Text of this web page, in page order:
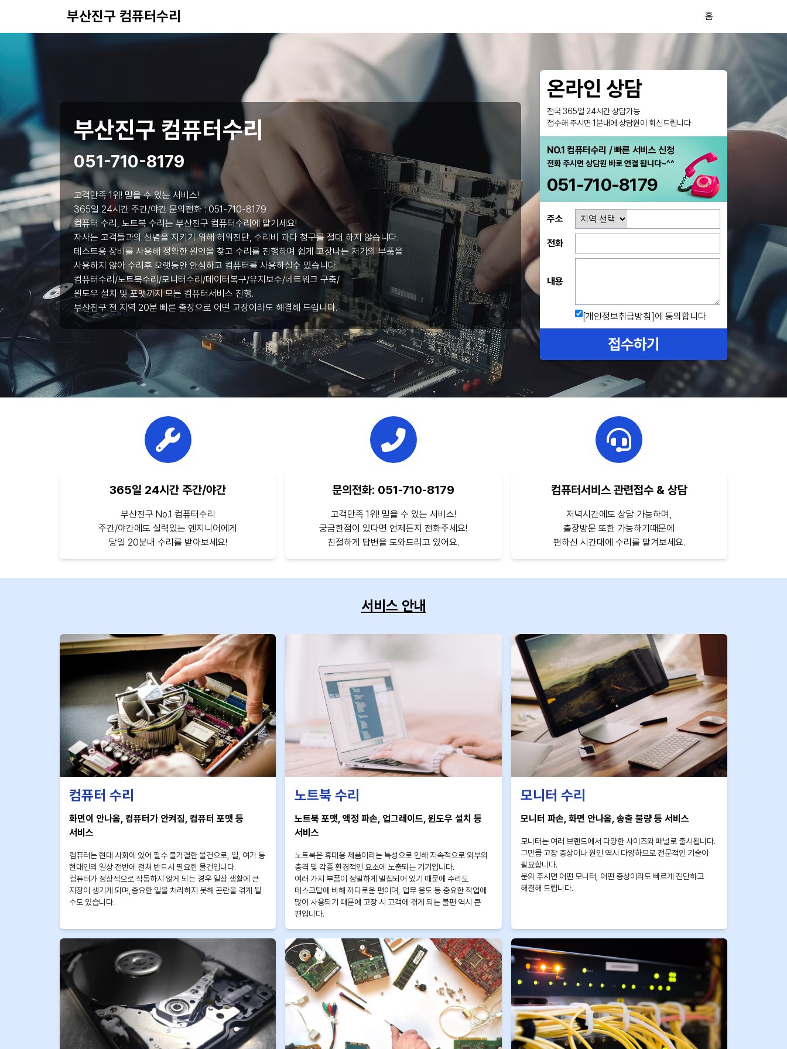
부산진구 컴퓨터수리 홈
부산진구 컴퓨터수리
051-710-8179
고객만족 1위! 믿을 수 있는 서비스!
365일 24시간 주간/야간 문의전화 :051-710-8179
컴퓨터 수리, 노트북 수리는 부산진구 컴퓨터수리에 맡기세요!
자사는 고객들과의 신념을 지키기 위해 허위진단, 수리비 과다 청구를 절대 하지 않습니다.
테스트용 장비를 사용해 정확한 원인을 찾고 수리를 진행하며 쉽게 고장나는 저가의 부품을
사용하지 않아 수리후 오랫동안 안심하고 컴퓨터를 사용하실수 있습니다.
컴퓨터수리/노트북수리/모니터수리/데이터복구/유지보수/네트워크 구축/
윈도우 설치 및 포맷까지 모든 컴퓨터서비스 진행.
부산진구 전 지역 20분 빠른 출장으로 어떤 고장이라도 해결해 드립니다.
온라인 상담
전국 365일 24시간 상담가능
접수해 주시면 1분내에 상담원이 회신드립니다
NO.1 컴퓨터수리 / 빠른 서비스 신청
전화 주시면 상담원 바로 연결 됩니다~^^
051-710-8179
주소
전화
내용
[개인정보취급방침] 에 동의합니다
접수하기
365일 24시간 주간/야간
부산진구 No.1 컴퓨터수리
주간/야간에도 실력있는 엔지니어에게
당일 20분내 수리를 받아보세요!
문의전화: 051-710-8179
고객만족 1위! 믿을 수 있는 서비스!
궁금한점이 있다면 언제든지 전화주세요!
친절하게 답변을 도와드리고 있어요.
컴퓨터서비스 관련접수 & 상담
저녁시간에도 상담 가능하며,
출장방문 또한 가능하기때문에
편하신 시간대에 수리를 맡겨보세요.
서비스 안내
컴퓨터 수리
화면이 안나옴, 컴퓨터가 안켜짐, 컴퓨터 포맷 등
서비스
컴퓨터는 현대 사회에 있어 필수 불가결한 물건으로, 일, 여가 등
현대인의 일상 전반에 걸쳐 반드시 필요한 물건입니다.
컴퓨터가 정상적으로 작동하지 않게 되는 경우 일상 생활에 큰
지장이 생기게 되며,중요한 일을 처리하지 못해 곤란을 겪게 될
수도 있습니다.
노트북 수리
노트북 포맷, 액정 파손, 업그레이드, 윈도우 설치 등
서비스
노트북은 휴대용 제품이라는 특성으로 인해 지속적으로 외부의
충격 및 각종 환경적인 요소에 노출되는 기기입니다.
여러 가지 부품이 정밀하게 밀집되어 있기 때문에 수리도
데스크탑에 비해 까다로운 편이며, 업무 용도 등 중요한 작업에
많이 사용되기 때문에 고장 시 고객에 겪게 되는 불편 역시 큰
편입니다.
모니터 수리
모니터 파손, 화면 안나옴, 송출 불량 등 서비스
모니터는 여러 브랜드에서 다양한 사이즈와 패널로 출시됩니다.
그만큼 고장 증상이나 원인 역시 다양하므로 전문적인 기술이
필요합니다.
문의 주시면 어떤 모니터, 어떤 증상이라도 빠르게 진단하고
해결해 드립니다.